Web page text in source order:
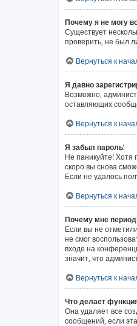
Почему я не могу
Существует
проверить, не был
Вернуться к
Я давно
Возможно,
оставляющих
Вернуться к
Я забыл пароль!
Не паникуйте! Хотя
скоро вы снова
Если не удалось
Вернуться к
Почему мне
Если вы не
не смог
входе на
значит, что
Вернуться к
Что делает
Она удаляет все
сообщений, если